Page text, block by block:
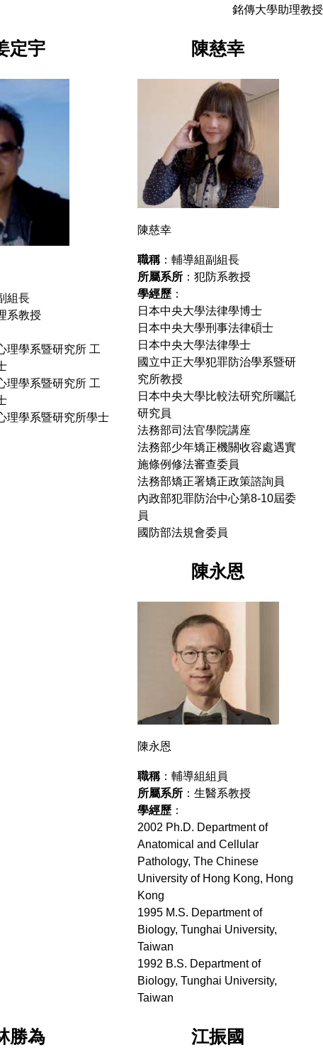
銘傳大學助理教授
定宇
組長
系教授
理學系暨研究所 工
理學系暨研究所 工
理學系暨研究所學士
陳慈幸
陳慈幸
職稱：輔導組副組長
所屬系所 ：犯防系教授
學經歷 ：
日本中央大學法律學博士
日本中央大學刑事法律碩士
日本中央大學法律學士
國立中正大學犯罪防治學系暨研
究所教授
日本中央大學比較法研究所囑託
研究員
法務部司法官學院講座
法務部少年矯正機關收容處遇實
施條例修法審查委員
法務部矯正署矯正政策諮詢員
內政部犯罪防治中心第8-10屆委
員
國防部法規會委員
陳永恩
陳永恩
職稱：輔導組組員
所屬系所 ：生醫系教授
學經歷 ：
2002 Ph.D. Department of
Anatomical and Cellular
Pathology, The Chinese
University of Hong Kong, Hong
Kong
1995 M.S. Department of
Biology, Tunghai University,
Taiwan
1992 B.S. Department of
Biology, Tunghai University,
Taiwan
勝為 江振國